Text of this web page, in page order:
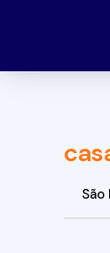
São